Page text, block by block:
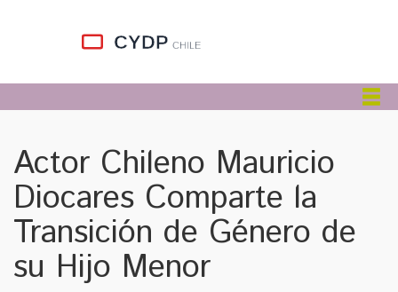
Actor Chileno Mauricio
Diocares Comparte la
Transición de Género de
su Hijo Menor